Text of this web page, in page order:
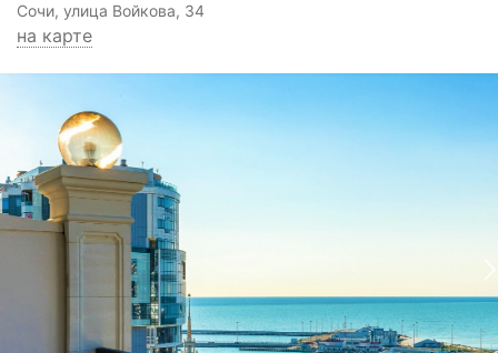
Сочи, улица Войкова, 34
на карте